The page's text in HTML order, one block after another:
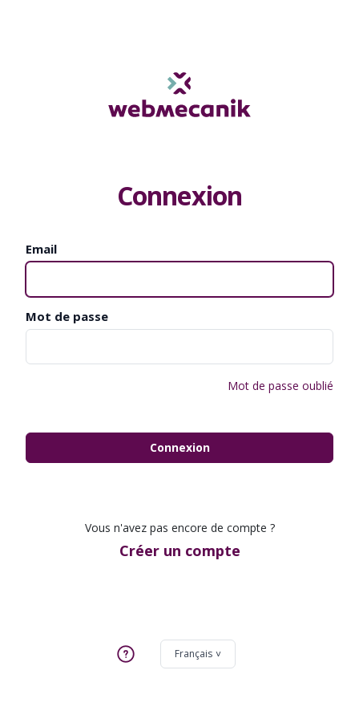
Connexion
Email
Mot de passe
Mot de passe oublié
Connexion
Vous n'avez pas encore de compte ?
Créer un compte
Français